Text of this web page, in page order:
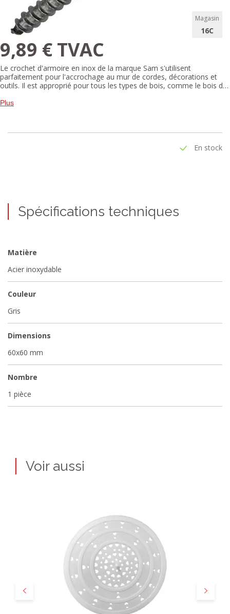
Magasin
16C
9,89 € TVAC
Le crochet d'armoire en inox de la marque Sam s'utilisent
parfaitement pour l'accrochage au mur de cordes, décorations et
outils. Il est approprié pour tous les types de bois, comme le bois dur
la pierre en utilisant une cheville. Ce crochet en acier inoxydable est
Plus
En stock
Spécifications techniques
Matière
Acier inoxydable
Couleur
Gris
Dimensions
60x60 mm
Nombre
1 pièce
Voir aussi
Précédent Suivant